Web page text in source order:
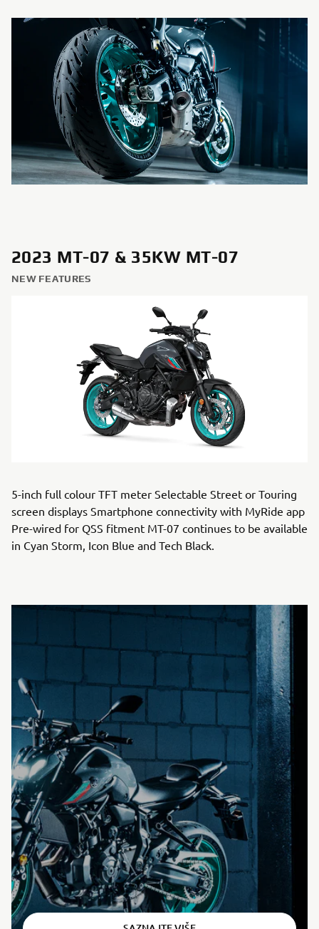
2023 MT-07 & 35KW MT-07
NEW FEATURES
5-inch full colour TFT meter Selectable Street or Touring
screen displays Smartphone connectivity with MyRide app
Pre-wired for QSS fitment MT-07 continues to be available
in Cyan Storm, Icon Blue and Tech Black.
⠀